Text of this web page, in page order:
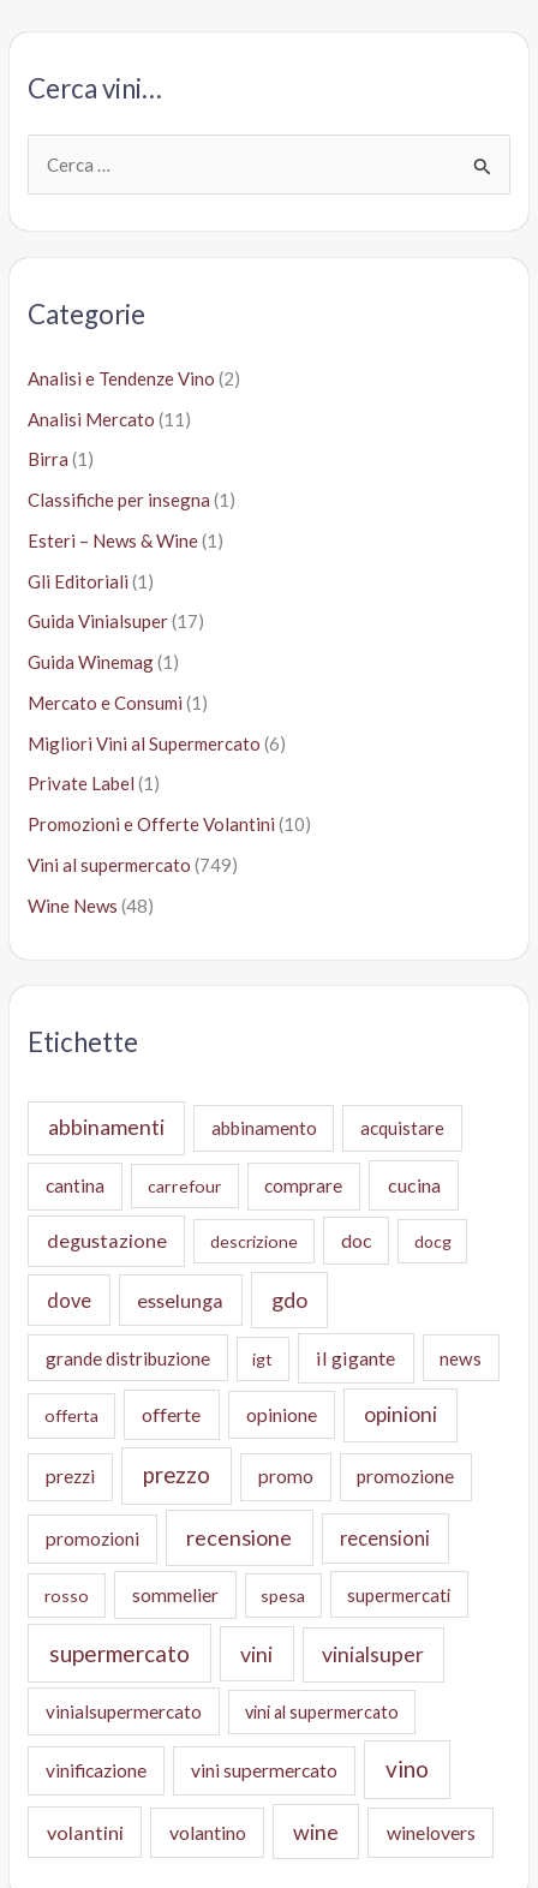
Cerca vini…
Categorie
Analisi e Tendenze Vino (2)
Analisi Mercato (11)
Birra (1)
Classifiche per insegna (1)
Esteri – News & Wine(1)
Gli Editoriali (1)
Guida Vinialsuper(17)
Guida Winemag(1)
Mercato e Consumi (1)
Migliori Vini al Supermercato (6)
Private Label (1)
Promozioni e Offerte Volantini (10)
Vini al supermercato (749)
Wine News (48)
Etichette
abbinamenti abbinamento acquistare
cantina carrefour comprare cucina
degustazione descrizione doc docg
dove esselunga gdo
grande distribuzione igt il gigante news
offerta offerte opinione opinioni
prezzi prezzo promo promozione
promozioni recensione recensioni
rosso sommelier spesa supermercati
supermercato vini vinialsuper
vinialsupermercato vini al supermercato
vinificazione vini supermercato vino
volantini volantino wine winelovers